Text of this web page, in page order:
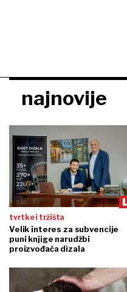
najnovije
tvrtke i tržišta
Velik interes za subvencije
puni knjige narudžbi
proizvođača dizala